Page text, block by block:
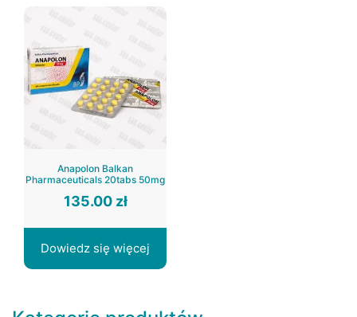
Anapolon Balkan
Pharmaceuticals 20tabs 50mg
135.00 zł
Dowiedz się więcej